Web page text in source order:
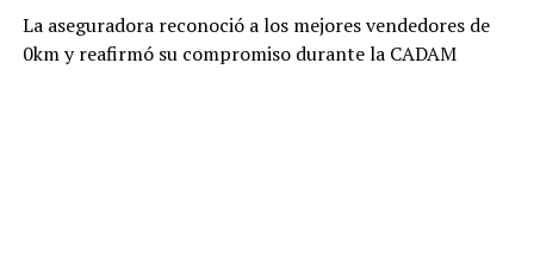
La aseguradora reconoció a los mejores vendedores de
0km y reafirmó su compromiso durante la CADAM